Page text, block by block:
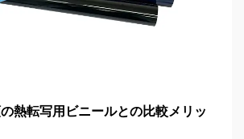
熱転写用ビニールとの比較メリッ